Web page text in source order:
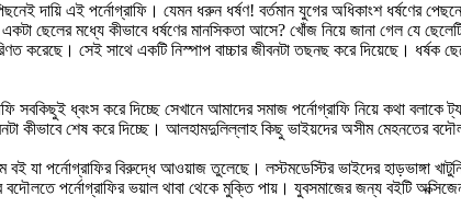
দায়ি এই পর্নোগ্রাফি। যেমন ধরুন ধর্ষণ! বর্তমান যুগের অধিকাংশ ধর্ষণের
ছেলের মধ্যে কীভাবে ধর্ষণের মানসিকতা আসে? খোঁজ নিয়ে জানা গেল যে
করেছে। সেই সাথে একটি নিস্পাপ বাচ্চার জীবনটা তছনছ করে দিয়েছে।
সবকিছুই ধ্বংস করে দিচ্ছে সেখানে আমাদের সমাজ পর্নোগ্রাফি নিয়ে কথা
কীভাবে শেষ করে দিচ্ছে। আলহামদুলিল্লাহ কিছু ভাইয়দের অসীম মেহনতের
বই যা পর্নোগ্রাফির বিরুদ্ধে আওয়াজ তুলেছে। লস্টমডেস্টির ভাইদের
বদৌলতে পর্নোগ্রাফির ভয়াল থাবা থেকে মুক্তি পায়। যুবসমাজের জন্য বইটি